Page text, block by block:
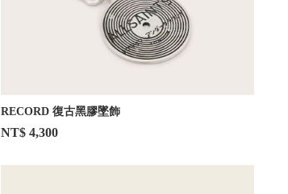
RECORD 復古黑膠墜飾
NT$ 4,300